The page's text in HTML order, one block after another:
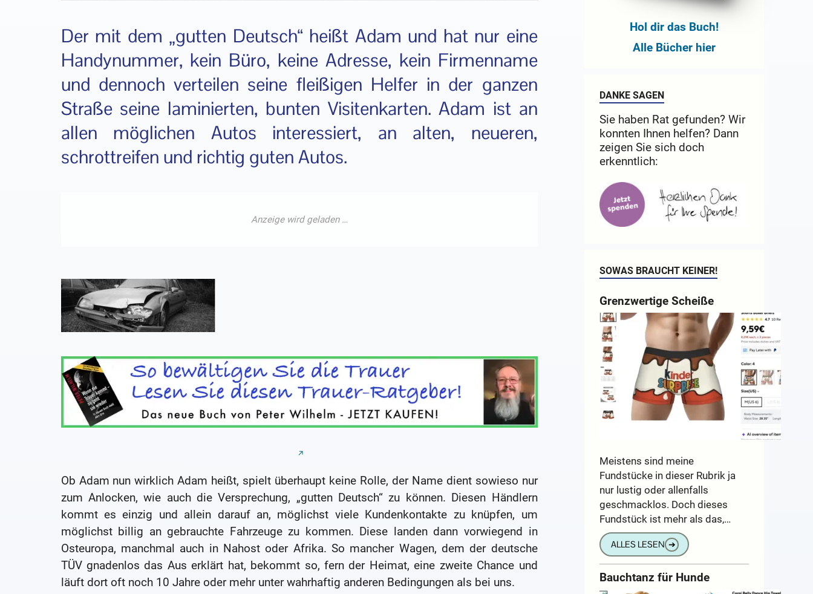
Der mit dem „gutten Deutsch“ heißt Adam und hat nur eine
Handynummer, kein Büro, keine Adresse, kein Firmenname
und dennoch verteilen seine fleißigen Helfer in der ganzen
Straße seine laminierten, bunten Visitenkarten. Adam ist an
allen möglichen Autos interessiert, an alten, neueren,
schrottreifen und richtig guten Autos.
Ob Adam nun wirklich Adam heißt, spielt überhaupt keine Rolle, der Name dient sowieso nur
zum Anlocken, wie auch die Versprechung, „gutten Deutsch“ zu können. Diesen Händlern
kommt es einzig und allein darauf an, möglichst viele Kundenkontakte zu knüpfen, um
möglichst billig an gebrauchte Fahrzeuge zu kommen. Diese landen dann vorwiegend in
Osteuropa, manchmal auch in Nahost oder Afrika. So mancher Wagen, dem der deutsche
TÜV gnadenlos das Aus erklärt hat, bekommt so, fern der Heimat, eine zweite Chance und
läuft dort oft noch 10 Jahre oder mehr unter wahrhaftig anderen Bedingungen als bei uns.
Hol dir das Buch!
Alle Bücher hier
DANKE SAGEN
Sie haben Rat gefunden? Wir
konnten Ihnen helfen? Dann
zeigen Sie sich doch
erkenntlich:
SOWAS BRAUCHT KEINER!
Grenzwertige Scheiße
Meistens sind meine
Fundstücke in dieser Rubrik ja
nur lustig oder allenfalls
geschmacklos. Doch dieses
Fundstück ist mehr als das,…
ALLES LESEN ➔
Bauchtanz für Hunde